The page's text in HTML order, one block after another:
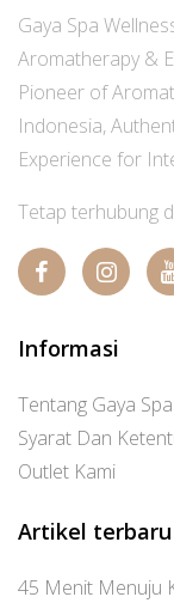
Gaya Spa
Aromatherapy &
Pioneer of
Indonesia,
Experience for
Tetap terhubung
Informasi
Tentang Gaya Spa
Syarat Dan
Outlet Kami
Artikel terbaru
45 Menit Menuju